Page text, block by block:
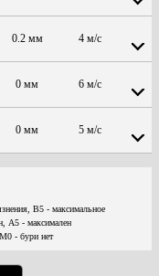
0.2 мм 4 м/с
0 мм 6 м/с
0 мм 5 м/с
В5 - максимальное
А5 - максимален
- бури нет